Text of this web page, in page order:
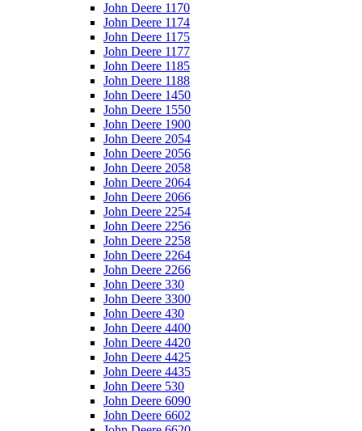
John Deere 1170
John Deere 1174
John Deere 1175
John Deere 1177
John Deere 1185
John Deere 1188
John Deere 1450
John Deere 1550
John Deere 1900
John Deere 2054
John Deere 2056
John Deere 2058
John Deere 2064
John Deere 2066
John Deere 2254
John Deere 2256
John Deere 2258
John Deere 2264
John Deere 2266
John Deere 330
John Deere 3300
John Deere 430
John Deere 4400
John Deere 4420
John Deere 4425
John Deere 4435
John Deere 530
John Deere 6090
John Deere 6602